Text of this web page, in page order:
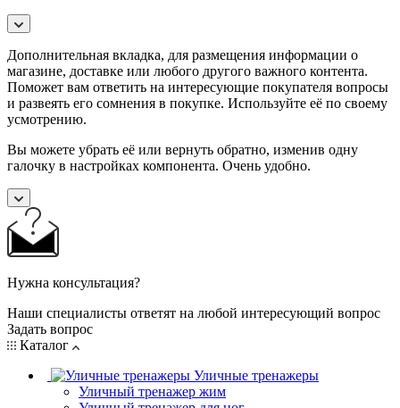
Дополнительная вкладка, для размещения информации о
магазине, доставке или любого другого важного контента.
Поможет вам ответить на интересующие покупателя вопросы
и развеять его сомнения в покупке. Используйте её по своему
усмотрению.
Вы можете убрать её или вернуть обратно, изменив одну
галочку в настройках компонента. Очень удобно.
Нужна консультация?
Наши специалисты ответят на любой интересующий вопрос
Задать вопрос
Каталог
Уличные тренажеры
Уличный тренажер жим